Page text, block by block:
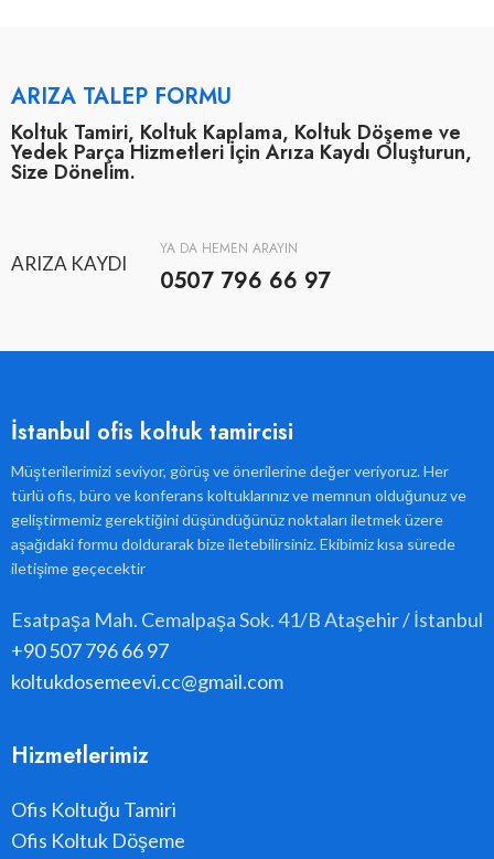
ARIZA TALEP FORMU
Koltuk Tamiri, Koltuk Kaplama, Koltuk Döşeme ve
Yedek Parça Hizmetleri İçin Arıza Kaydı Oluşturun,
Size Dönelim.
ARIZA KAYDI
YA DA HEMEN ARAYIN
0507 796 66 97
İstanbul ofis koltuk tamircisi
Müşterilerimizi seviyor, görüş ve önerilerine değer veriyoruz. Her
türlü ofis, büro ve konferans koltuklarınız ve memnun olduğunuz ve
geliştirmemiz gerektiğini düşündüğünüz noktaları iletmek üzere
aşağıdaki formu doldurarak bize iletebilirsiniz. Ekibimiz kısa sürede
iletişime geçecektir
Esatpaşa Mah. Cemalpaşa Sok. 41/B Ataşehir / İstanbul
+90 507 796 66 97
koltukdosemeevi.cc@gmail.com
Hizmetlerimiz
Ofis Koltuğu Tamiri
Ofis Koltuk Döşeme